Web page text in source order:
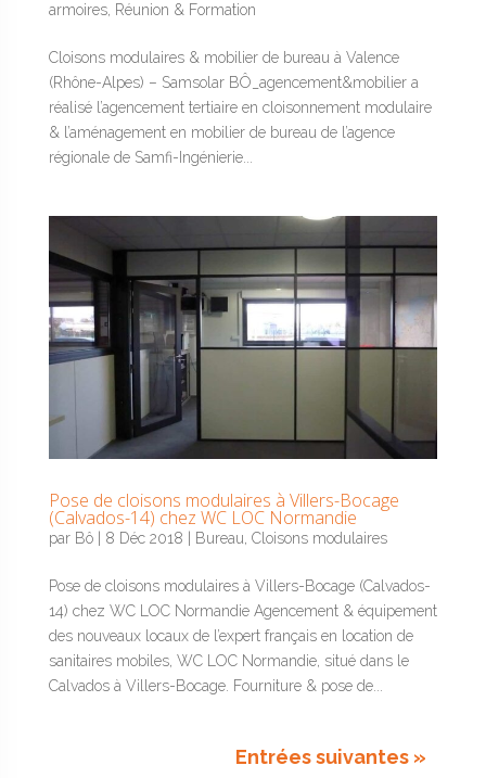
armoires, Réunion & Formation
Cloisons modulaires & mobilier de bureau à Valence
(Rhône-Alpes) – Samsolar BÔ_agencement&mobilier a
réalisé l’agencement tertiaire en cloisonnement modulaire
& l’aménagement en mobilier de bureau de l’agence
régionale de Samfi-Ingénierie...
Pose de cloisons modulaires à Villers-Bocage
(Calvados-14) chez WC LOC Normandie
par Bô| 8 Déc 2018 Bureau Cloisons modulaires
Pose de cloisons modulaires à Villers-Bocage (Calvados-
14) chez WC LOC Normandie Agencement & équipement
des nouveaux locaux de l’expert français en location de
sanitaires mobiles, WC LOC Normandie, situé dans le
Calvados à Villers-Bocage. Fourniture & pose de...
Entrées suivantes »